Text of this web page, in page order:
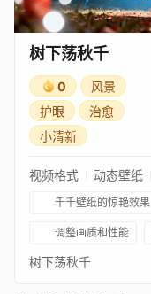
树下荡秋千
0
风景
护眼
治愈
小清新
视频格式 动态壁纸
千千壁纸的惊艳效果
调整画质和性能
树下荡秋千